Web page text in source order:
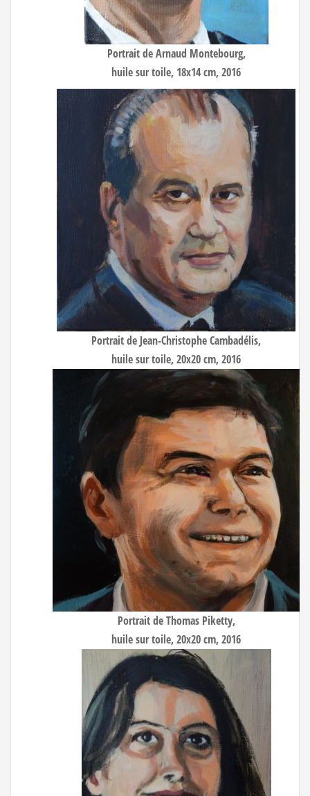
Portrait de Arnaud Montebourg,
huile sur toile, 18x14 cm, 2016
Portrait de Jean-Christophe Cambadélis,
huile sur toile, 20x20 cm, 2016
Portrait de Thomas Piketty,
huile sur toile, 20x20 cm, 2016